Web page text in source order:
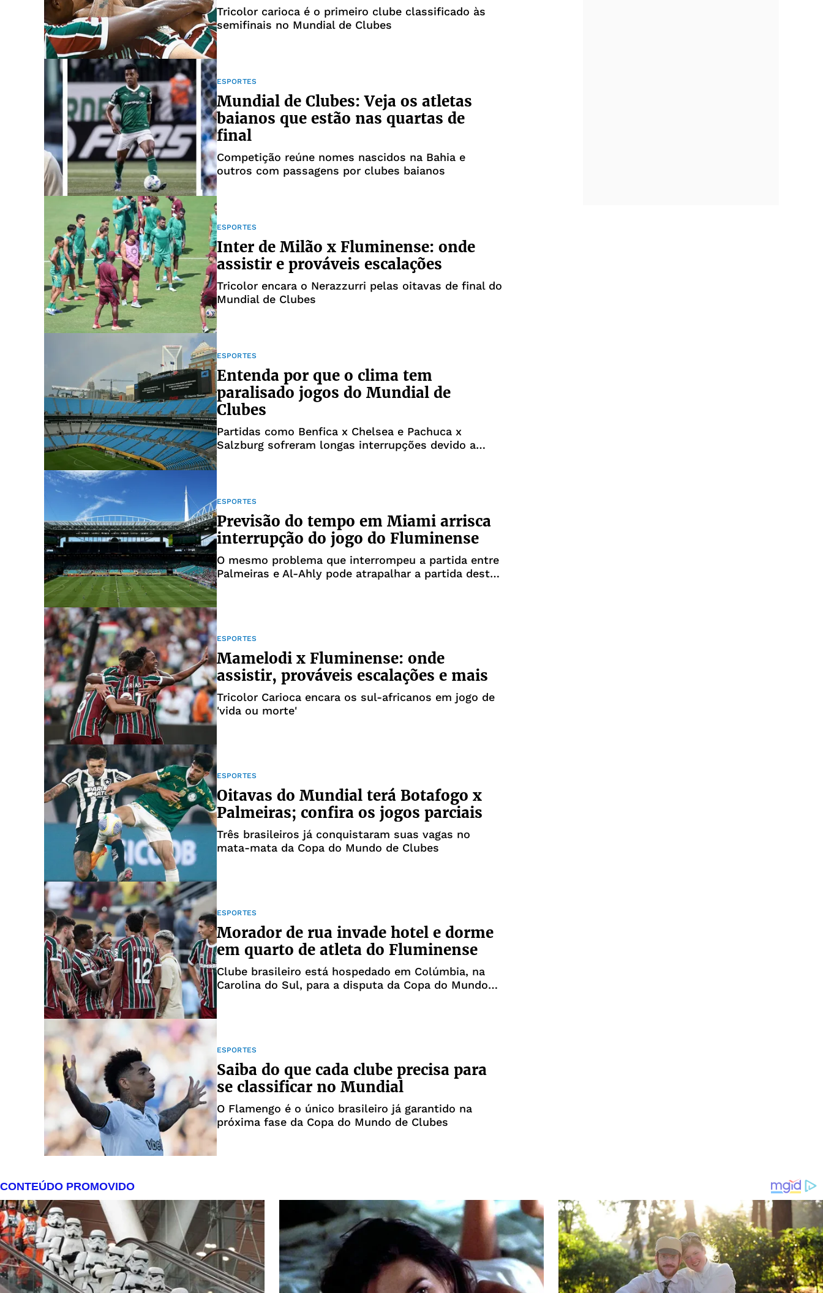
Tricolor carioca é o primeiro clube classificado às
semifinais no Mundial de Clubes
ESPORTES
Mundial de Clubes: Veja os atletas
baianos que estão nas quartas de
final
Competição reúne nomes nascidos na Bahia e
outros com passagens por clubes baianos
ESPORTES
Inter de Milão x Fluminense: onde
assistir e prováveis escalações
Tricolor encara o Nerazzurri pelas oitavas de final do
Mundial de Clubes
ESPORTES
Entenda por que o clima tem
paralisado jogos do Mundial de
Clubes
Partidas como Benfica x Chelsea e Pachuca x
Salzburg sofreram longas interrupções devido a
ESPORTES
Previsão do tempo em Miami arrisca
interrupção do jogo do Fluminense
O mesmo problema que interrompeu a partida entre
Palmeiras e Al-Ahly pode atrapalhar a partida desta
ESPORTES
Mamelodi x Fluminense: onde
assistir, prováveis escalações e mais
Tricolor Carioca encara os sul-africanos em jogo de
'vida ou morte'
ESPORTES
Oitavas do Mundial terá Botafogo x
Palmeiras; confira os jogos parciais
Três brasileiros já conquistaram suas vagas no
mata-mata da Copa do Mundo de Clubes
ESPORTES
Morador de rua invade hotel e dorme
em quarto de atleta do Fluminense
Clube brasileiro está hospedado em Colúmbia, na
Carolina do Sul, para a disputa da Copa do Mundo
ESPORTES
Saiba do que cada clube precisa para
se classificar no Mundial
O Flamengo é o único brasileiro já garantido na
próxima fase da Copa do Mundo de Clubes